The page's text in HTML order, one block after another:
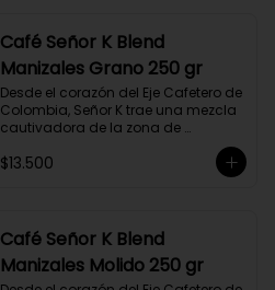
Café Señor K Blend
Manizales Grano 250 gr
Desde el corazón del Eje Cafetero de
Colombia, Señor K trae una mezcla
cautivadora de la zona de
Manizales, entre 1.800 y 1.950 msnm.
La variedad es Castillo, que ha sido
trazas de chocolate. El tueste medio
permite degustar todos los sabores
complejos de este café
$13.500
Café Señor K Blend
Manizales Molido 250 gr